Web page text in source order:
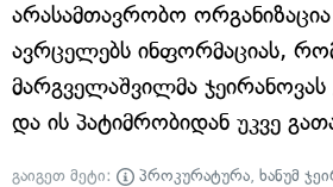
არასამთავრობო ორგანიზაცია
ავრცელებს ინფორმაციას,
მარგველაშვილმა ჯეირანოვას
და ის პატიმრობიდან უკვე
გაიგეთ მეტი: პროკურატურა, ხანუმ